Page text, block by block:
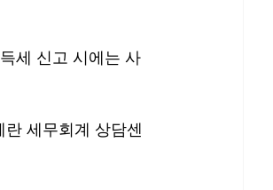
세 신고 시에는 사
세무회계 상담센